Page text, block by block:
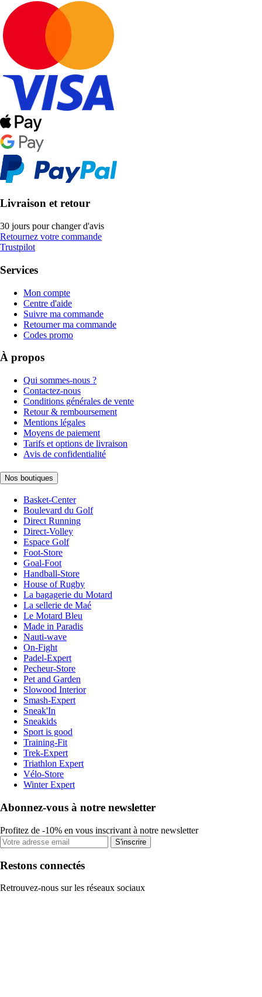
Livraison et retour
30 jours pour changer d'avis
Retournez votre commande
Trustpilot
Services
Mon compte
Centre d'aide
Suivre ma commande
Retourner ma commande
Codes promo
À propos
Qui sommes-nous ?
Contactez-nous
Conditions générales de vente
Retour & remboursement
Mentions légales
Moyens de paiement
Tarifs et options de livraison
Avis de confidentialité
Nos boutiques
Basket-Center
Boulevard du Golf
Direct Running
Direct-Volley
Espace Golf
Foot-Store
Goal-Foot
Handball-Store
House of Rugby
La bagagerie du Motard
La sellerie de Maé
Le Motard Bleu
Made in Paradis
Nauti-wave
On-Fight
Padel-Expert
Pecheur-Store
Pet and Garden
Slowood Interior
Smash-Expert
Sneak'In
Sneakids
Sport is good
Training-Fit
Trek-Expert
Triathlon Expert
Vélo-Store
Winter Expert
Abonnez-vous à notre newsletter
Profitez de -10% en vous inscrivant à notre newsletter
S'inscrire
Restons connectés
Retrouvez-nous sur les réseaux sociaux